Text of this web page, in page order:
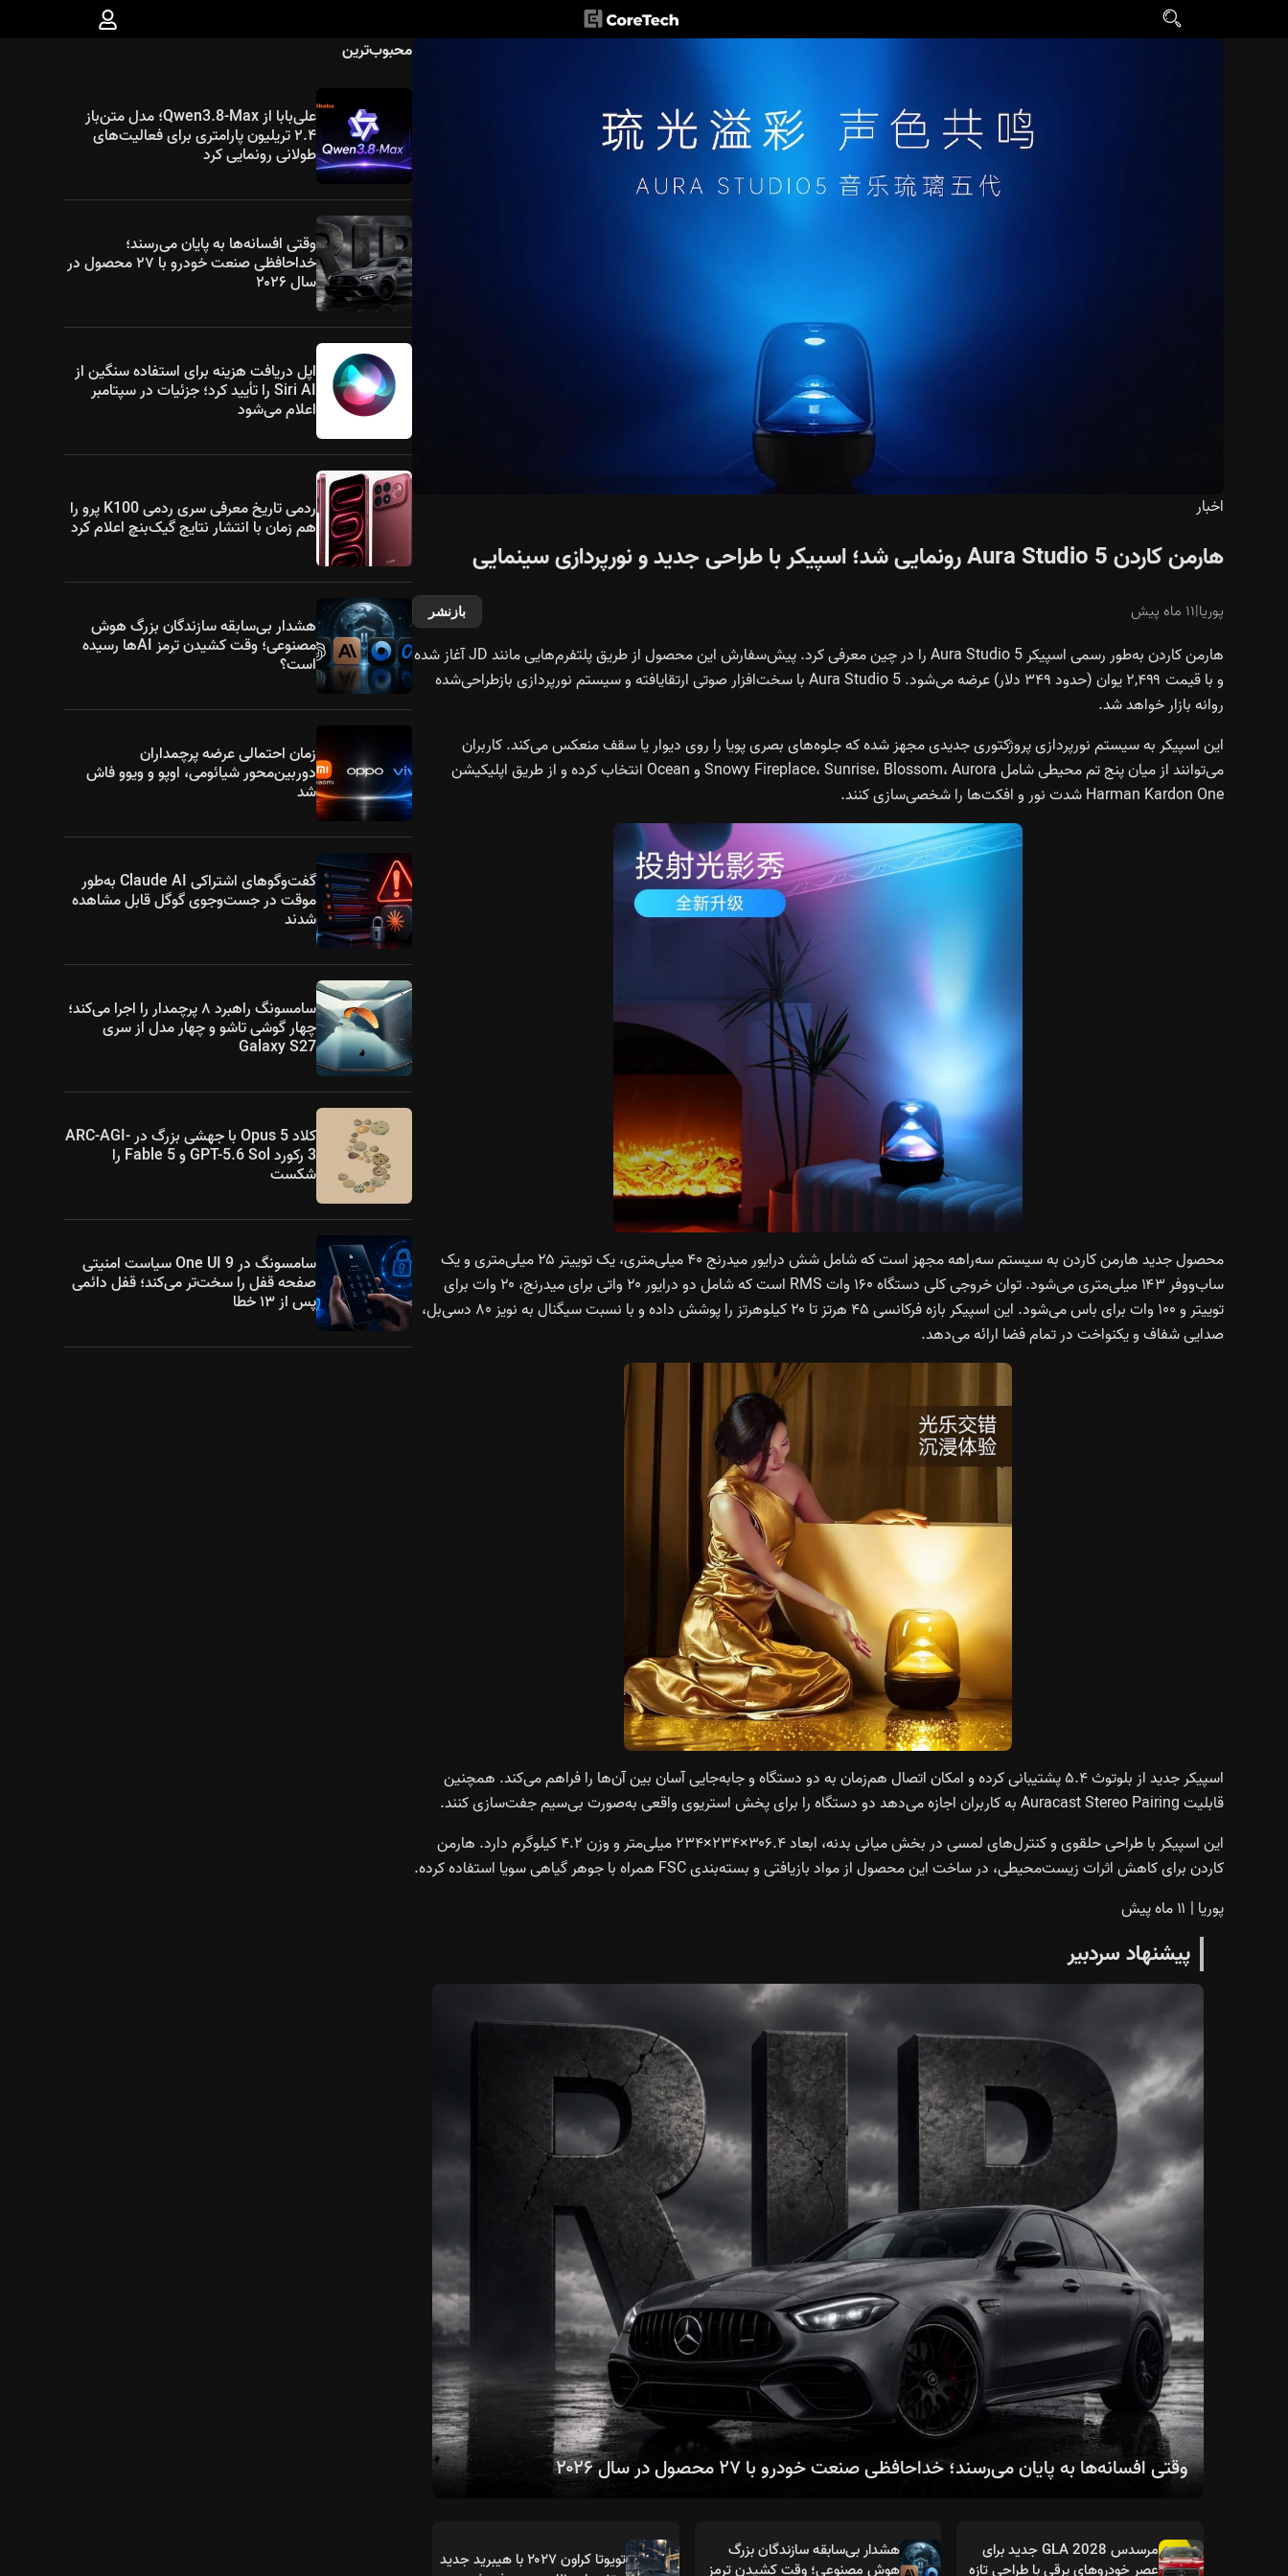
اخبار
هارمن کاردن Aura Studio 5 رونمایی شد؛ اسپیکر با طراحی جدید و نورپردازی سینمایی
پوریا|۱۱ ماه پیش بازنشر
هارمن کاردن به‌طور رسمی اسپیکر Aura Studio 5 را در چین معرفی کرد. پیش‌سفارش این محصول از طریق پلتفرم‌هایی مانند JD آغاز شده
و با قیمت ۲,۴۹۹ یوان (حدود ۳۴۹ دلار) عرضه می‌شود. Aura Studio 5 با سخت‌افزار صوتی ارتقایافته و سیستم نورپردازی بازطراحی‌شده
روانه بازار خواهد شد.
این اسپیکر به سیستم نورپردازی پروژکتوری جدیدی مجهز شده که جلوه‌های بصری پویا را روی دیوار یا سقف منعکس می‌کند. کاربران
می‌توانند از میان پنج تم محیطی شامل Snowy Fireplace، Sunrise، Blossom، Aurora و Ocean انتخاب کرده و از طریق اپلیکیشن
Harman Kardon One شدت نور و افکت‌ها را شخصی‌سازی کنند.
محصول جدید هارمن کاردن به سیستم سه‌راهه مجهز است که شامل شش درایور میدرنج ۴۰ میلی‌متری، یک توییتر ۲۵ میلی‌متری و یک
ساب‌ووفر ۱۴۳ میلی‌متری می‌شود. توان خروجی کلی دستگاه ۱۶۰ وات RMS است که شامل دو درایور ۲۰ واتی برای میدرنج، ۲۰ وات برای
توییتر و ۱۰۰ وات برای باس می‌شود. این اسپیکر بازه فرکانسی ۴۵ هرتز تا ۲۰ کیلوهرتز را پوشش داده و با نسبت سیگنال به نویز ۸۰ دسی‌بل،
صدایی شفاف و یکنواخت در تمام فضا ارائه می‌دهد.
اسپیکر جدید از بلوتوث ۵.۴ پشتیبانی کرده و امکان اتصال هم‌زمان به دو دستگاه و جابه‌جایی آسان بین آن‌ها را فراهم می‌کند. همچنین
قابلیت Auracast Stereo Pairing به کاربران اجازه می‌دهد دو دستگاه را برای پخش استریوی واقعی به‌صورت بی‌سیم جفت‌سازی کنند.
این اسپیکر با طراحی حلقوی و کنترل‌های لمسی در بخش میانی بدنه، ابعاد ۳۰۶.۴×۲۳۴×۲۳۴ میلی‌متر و وزن ۴.۲ کیلوگرم دارد. هارمن
کاردن برای کاهش اثرات زیست‌محیطی، در ساخت این محصول از مواد بازیافتی و بسته‌بندی FSC همراه با جوهر گیاهی سویا استفاده کرده.
پوریا | ۱۱ ماه پیش
پیشنهاد سردبیر
وقتی افسانه‌ها به پایان می‌رسند؛ خداحافظی صنعت خودرو با ۲۷ محصول در سال ۲۰۲۶
مرسدس GLA 2028 جدید برای
عصر خودروهای برقی با طراحی تازه
هشدار بی‌سابقه سازندگان بزرگ
هوش مصنوعی؛ وقت کشیدن ترمز
تویوتا کراون ۲۰۲۷ با هیبرید جدید
محبوب‌ترین
علی‌بابا از Qwen3.8-Max؛ مدل متن‌باز
۲.۴ تریلیون پارامتری برای فعالیت‌های
طولانی رونمایی کرد
وقتی افسانه‌ها به پایان می‌رسند؛
خداحافظی صنعت خودرو با ۲۷ محصول در
سال ۲۰۲۶
اپل دریافت هزینه برای استفاده سنگین از
Siri AI را تأیید کرد؛ جزئیات در سپتامبر
اعلام می‌شود
ردمی تاریخ معرفی سری ردمی K100 پرو را
هم زمان با انتشار نتایج گیک‌بنچ اعلام کرد
هشدار بی‌سابقه سازندگان بزرگ هوش
مصنوعی؛ وقت کشیدن ترمز AIها رسیده
است؟
زمان احتمالی عرضه پرچمداران
دوربین‌محور شیائومی، اوپو و ویوو فاش
شد
گفت‌وگوهای اشتراکی Claude AI به‌طور
موقت در جست‌وجوی گوگل قابل مشاهده
شدند
سامسونگ راهبرد ۸ پرچمدار را اجرا می‌کند؛
چهار گوشی تاشو و چهار مدل از سری
Galaxy S27
کلاد Opus 5 با جهشی بزرگ در ARC-AGI-
3 رکورد GPT-5.6 Sol و Fable 5 را
شکست
سامسونگ در One UI 9 سیاست امنیتی
صفحه قفل را سخت‌تر می‌کند؛ قفل دائمی
پس از ۱۳ خطا